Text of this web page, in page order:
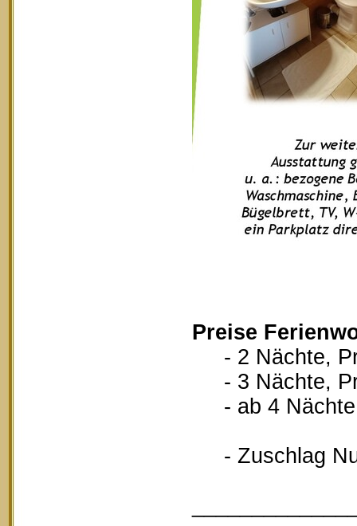
Preise
- 2 Nächte,
- 3 Nächte,
- ab 4 Nächte,
- Zuschlag